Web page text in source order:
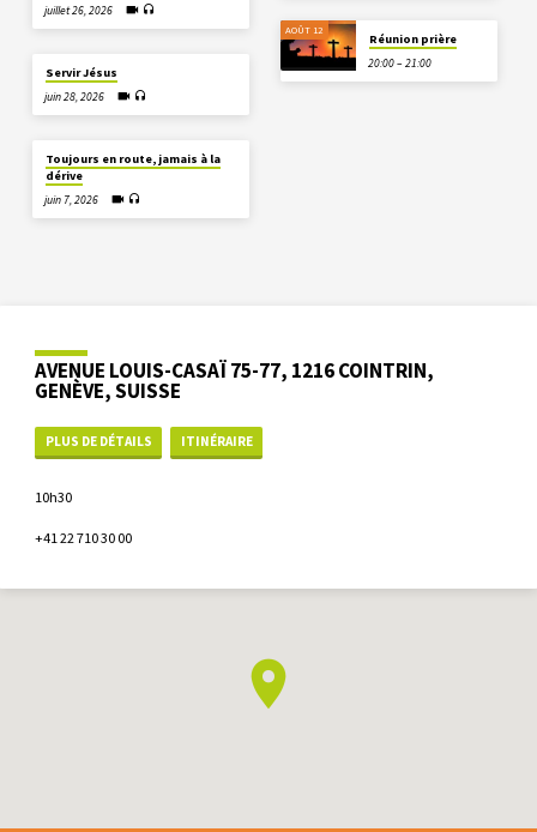
juillet 26, 2026
Servir Jésus
juin 28, 2026
Toujours en route, jamais à la
dérive
juin 7, 2026
AOÛT 12
Réunion prière
20:00 – 21:00
AVENUE LOUIS-CASAÏ 75-77, 1216 COINTRIN,
GENÈVE, SUISSE
PLUS DE DÉTAILS ITINÉRAIRE
10h30
+41 22 710 30 00